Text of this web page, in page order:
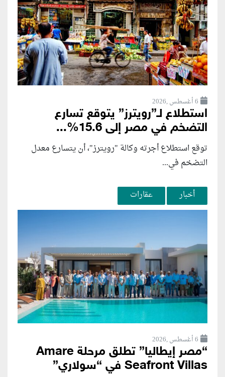
6 أغسطس ,2026
استطلاع لـ”رويترز” يتوقع تسارع
التضخم في مصر إلى 15.6%...
توقع استطلاع أجرته وكالة "رويترز"، أن يتسارع ‌معدل
التضخم في...
أخبار عقارات
6 أغسطس ,2026
“مصر إيطاليا” تطلق مرحلة Amare
Seafront Villas في “سولاري”